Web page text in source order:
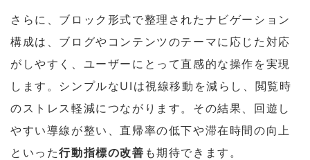
さらに、ブロック形式で整理されたナビゲーション
構成は、ブログやコンテンツのテーマに応じた対応
がしやすく、ユーザーにとって直感的な操作を実現
します。シンプルなUIは視線移動を減らし、閲覧時
のストレス軽減につながります。その結果、回遊し
やすい導線が整い、直帰率の低下や滞在時間の向上
といった行動指標の改善 も期待できます。